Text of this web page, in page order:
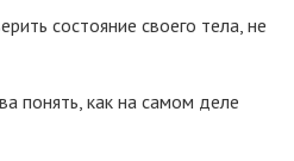
состояние своего тела, не
понять, как на самом деле